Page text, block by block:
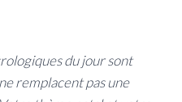
du jour sont
remplacent pas une